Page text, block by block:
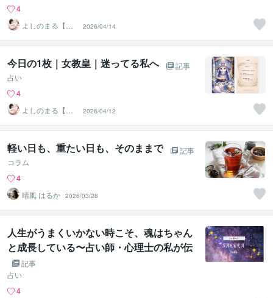
4
よしのまる【タ
ロットの写真
店】
2026/04/14
今日の1枚｜女教皇｜迷ってる私へ
記事
占い
4
よしのまる【タ
ロットの写真
店】
2026/04/12
軽い日も、重たい日も、そのままで
記事
コラム
4
晴風 はるか 2026/03/28
人生がうまくいかない時こそ、魂はちゃん
と成長している〜占い師・心理士の私が伝
えたい「止まっているようで進んでいる人
生」
記事
占い
4